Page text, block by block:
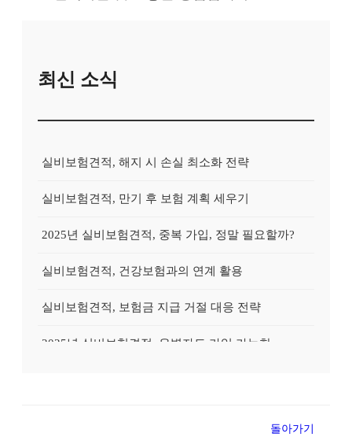
최신 소식
실비보험견적, 해지 시 손실 최소화 전략
실비보험견적, 만기 후 보험 계획 세우기
2025년 실비보험견적, 중복 가입, 정말 필요할까?
실비보험견적, 건강보험과의 연계 활용
실비보험견적, 보험금 지급 거절 대응 전략
돌아가기